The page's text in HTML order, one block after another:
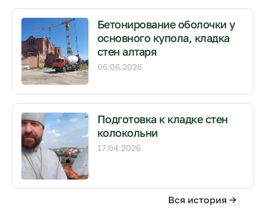
Бетонирование оболочки у
основного купола, кладка
стен алтаря
06.06.2026
Подготовка к кладке стен
колокольни
17.04.2026
Вся история →